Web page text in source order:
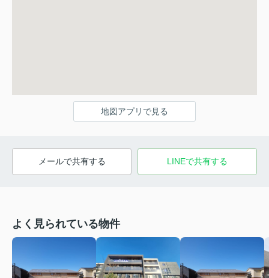
地図アプリで見る
メールで共有する LINEで共有する
よく見られている物件